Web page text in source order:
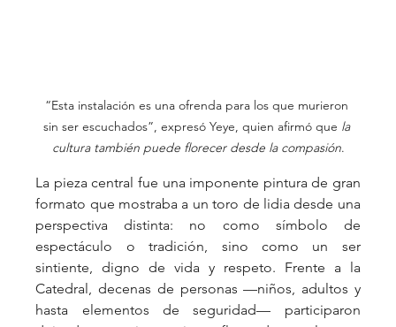
“Esta instalación es una ofrenda para los que murieron
sin ser escuchados”, expresó Yeye, quien afirmó que la
cultura también puede florecer desde la compasión.
La pieza central fue una imponente pintura de gran
formato que mostraba a un toro de lidia desde una
perspectiva distinta: no como símbolo de
espectáculo o tradición, sino como un ser
sintiente, digno de vida y respeto. Frente a la
Catedral, decenas de personas —niños, adultos y
hasta elementos de seguridad— participaron